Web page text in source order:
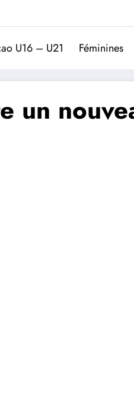
Trivela
L'actualité du football
U16 – U21 Féminines
un